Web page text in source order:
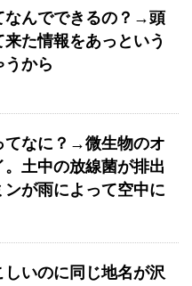
なんでできるの？→頭
た情報をあっという
うから
てなに？→微生物のオ
土中の放線菌が排出
ンが雨によって空中に
しいのに同じ地名が沢